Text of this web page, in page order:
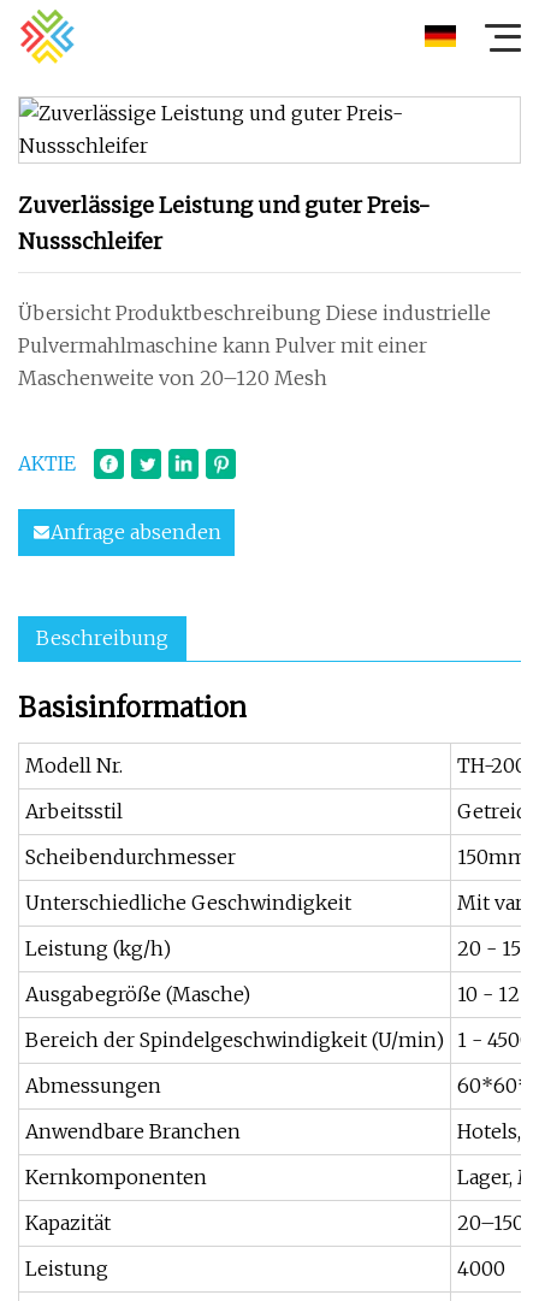
Zuverlässige Leistung und guter Preis-
Nussschleifer
Übersicht Produktbeschreibung Diese industrielle
Pulvermahlmaschine kann Pulver mit einer
Maschenweite von 20–120 Mesh
AKTIE
Anfrage absenden
Beschreibung
Basisinformation
Modell Nr.
TH-200
Arbeitsstil
Getreide
Scheibendurchmesser
150mm
Unterschiedliche Geschwindigkeit
Mit
Leistung (kg/h)
20 -
Ausgabegröße (Masche)
10 - 12
Bereich der Spindelgeschwindigkeit (U/min) 1 -
Abmessungen
Anwendbare Branchen
Hotels,
Kernkomponenten
Lager,
Kapazität
20–150
Leistung
4000